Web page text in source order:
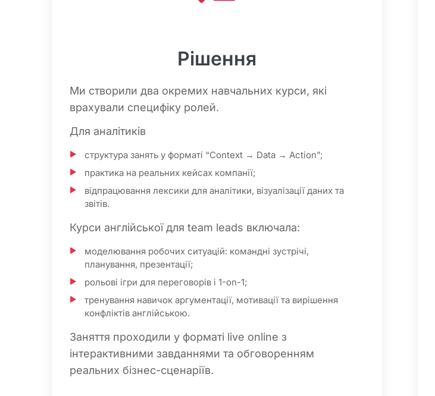
Рішення
Ми створили два окремих навчальних курси, які
врахували специфіку ролей.
Для аналітиків
структура занять у форматі “Context → Data → Action”;
практика на реальних кейсах компанії;
відпрацювання лексики для аналітики, візуалізації даних та
звітів.
Курси англійської для team leads включала:
моделювання робочих ситуацій: командні зустрічі,
планування, презентації;
рольові ігри для переговорів і 1-on-1;
тренування навичок аргументації, мотивації та вирішення
конфліктів англійською.
Заняття проходили у форматі live online з
інтерактивними завданнями та обговоренням
реальних бізнес-сценаріїв.